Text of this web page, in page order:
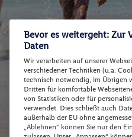
Bevor es weitergeht: Zur
Daten
Wir verarbeiten auf unserer
verschiedener Techniken (u.a.
technisch notwendig, im Übrigen
Dritten für komfortable
von Statistiken oder für
verwendet. Dies schließt auch
außerhalb der EU ohne
„Ablehnen“ können Sie nur den